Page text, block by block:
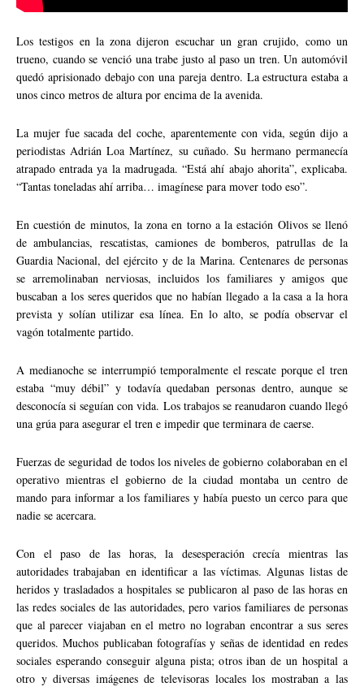
Los testigos en la zona dijeron escuchar un gran crujido, como un
trueno, cuando se venció una trabe justo al paso un tren. Un automóvil
quedó aprisionado debajo con una pareja dentro. La estructura estaba a
unos cinco metros de altura por encima de la avenida.
La mujer fue sacada del coche, aparentemente con vida, según dijo a
periodistas Adrián Loa Martínez, su cuñado. Su hermano permanecía
atrapado entrada ya la madrugada. “Está ahí abajo ahorita”, explicaba.
“Tantas toneladas ahí arriba… imagínese para mover todo eso”.
En cuestión de minutos, la zona en torno a la estación Olivos se llenó
de ambulancias, rescatistas, camiones de bomberos, patrullas de la
Guardia Nacional, del ejército y de la Marina. Centenares de personas
se arremolinaban nerviosas, incluidos los familiares y amigos que
buscaban a los seres queridos que no habían llegado a la casa a la hora
prevista y solían utilizar esa línea. En lo alto, se podía observar el
vagón totalmente partido.
A medianoche se interrumpió temporalmente el rescate porque el tren
estaba “muy débil” y todavía quedaban personas dentro, aunque se
desconocía si seguían con vida. Los trabajos se reanudaron cuando llegó
una grúa para asegurar el tren e impedir que terminara de caerse.
Fuerzas de seguridad de todos los niveles de gobierno colaboraban en el
operativo mientras el gobierno de la ciudad montaba un centro de
mando para informar a los familiares y había puesto un cerco para que
nadie se acercara.
Con el paso de las horas, la desesperación crecía mientras las
autoridades trabajaban en identificar a las víctimas. Algunas listas de
heridos y trasladados a hospitales se publicaron al paso de las horas en
las redes sociales de las autoridades, pero varios familiares de personas
que al parecer viajaban en el metro no lograban encontrar a sus seres
queridos. Muchos publicaban fotografías y señas de identidad en redes
sociales esperando conseguir alguna pista; otros iban de un hospital a
otro y diversas imágenes de televisoras locales los mostraban a las